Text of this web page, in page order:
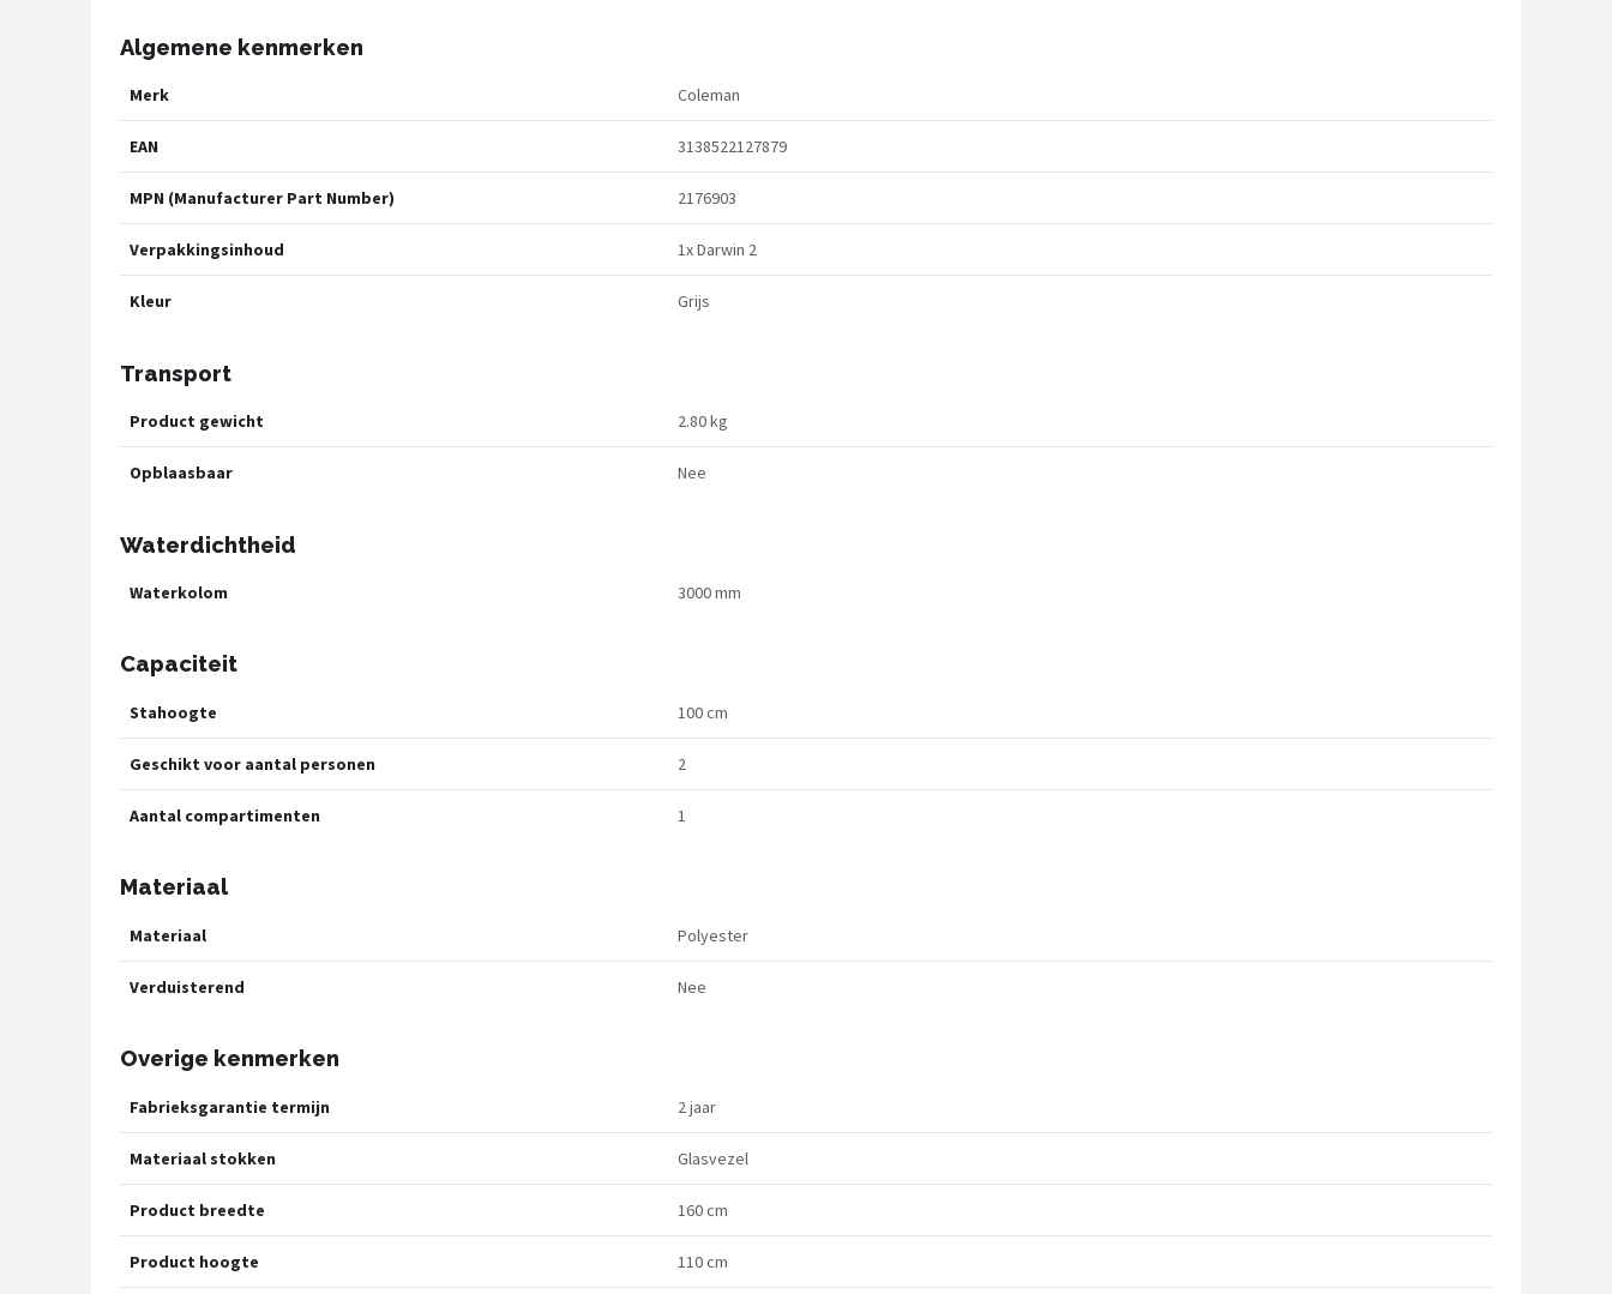
Algemene kenmerken
Merk Coleman
EAN 3138522127879
MPN (Manufacturer Part Number) 2176903
Verpakkingsinhoud 1x Darwin 2
Kleur Grijs
Transport
Product gewicht 2.80 kg
Opblaasbaar Nee
Waterdichtheid
Waterkolom 3000 mm
Capaciteit
Stahoogte 100 cm
Geschikt voor aantal personen 2
Aantal compartimenten 1
Materiaal
Materiaal Polyester
Verduisterend Nee
Overige kenmerken
Fabrieksgarantie termijn 2 jaar
Materiaal stokken Glasvezel
Product breedte 160 cm
Product hoogte 110 cm